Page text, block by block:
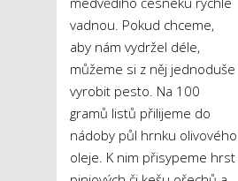
vadnou. Pokud chceme,
aby nám vydržel déle,
můžeme si z něj jednoduše
vyrobit pesto. Na 100
gramů listů přilijeme do
nádoby půl hrnku olivového
oleje. K nim přisypeme hrst